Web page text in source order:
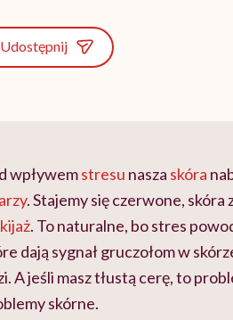
Udostępnij
wpływemstresu nasza skóra
. Stajemy się czerwone, skóra
. To naturalne, bo stres
dają sygnał gruczołom w
A jeśli masz tłustą cerę, to
skórne.